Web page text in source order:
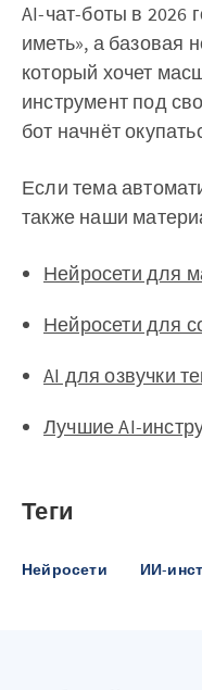
AI-чат-боты в 2026
иметь», а базовая
который хочет
инструмент под
бот начнёт
Если тема
также наши
Нейросети для
Нейросети для
AI для озвучки
Лучшие AI-
Теги
Нейросети ИИ-